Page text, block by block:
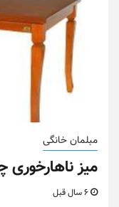
مبلمان خانگی
میز ناهارخوری